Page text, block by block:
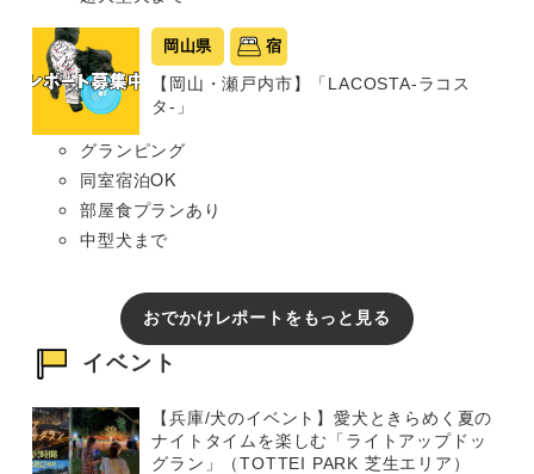
岡山県 宿
【岡山・瀬戸内市】「LACOSTA-ラコス
タ-」
グランピング
同室宿泊OK
部屋食プランあり
中型犬まで
おでかけレポートをもっと見る
イベント
【兵庫/犬のイベント】愛犬ときらめく夏の
ナイトタイムを楽しむ「ライトアップドッ
グラン」（TOTTEI PARK 芝生エリア）